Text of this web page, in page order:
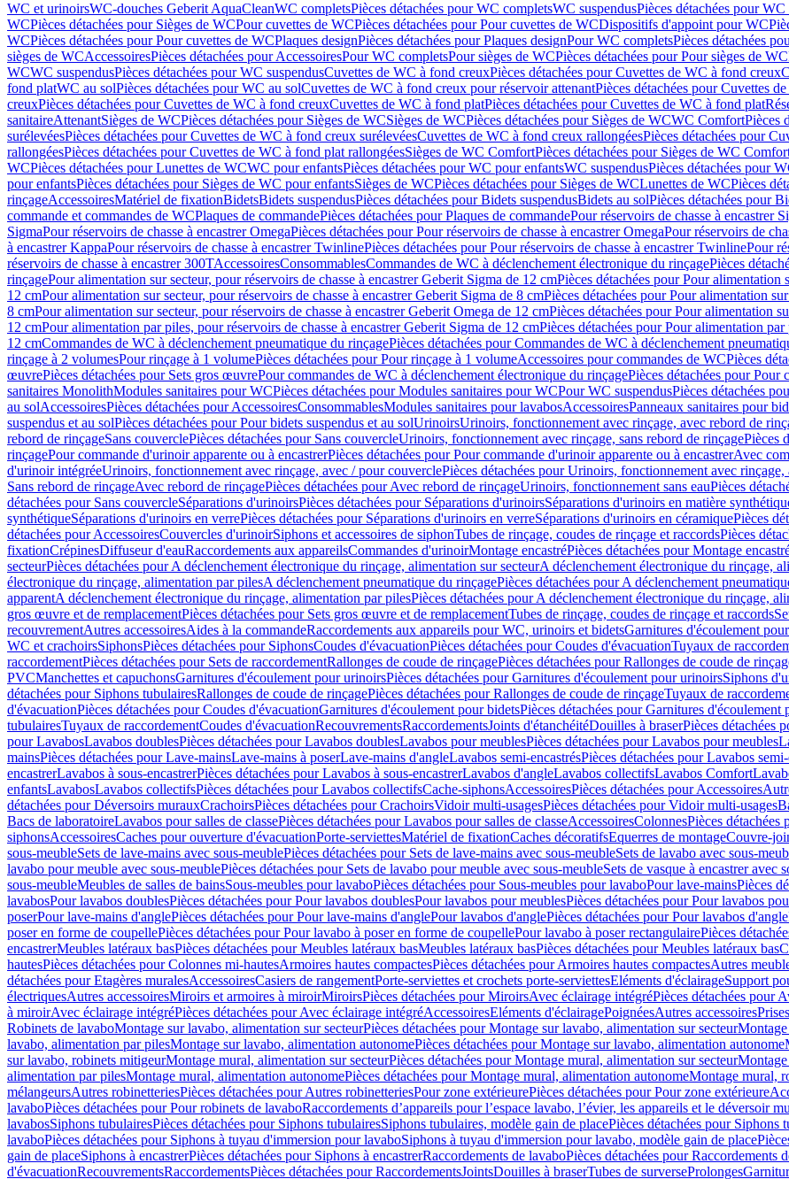
WC et urinoirsWC-douches Geberit AquaCleanWC completsPièces détachées pour WC completsWC suspendusPièces détachées pour WC
WCPièces détachées pour Sièges de WCPour cuvettes de WCPièces détachées pour Pour cuvettes de WCDispositifs d'appoint pour WC
WCPièces détachées pour Pour cuvettes de WCPlaques designPièces détachées pour Plaques designPour WC completsPièces détachées
sièges de WCAccessoiresPièces détachées pour AccessoiresPour WC completsPour sièges de WCPièces détachées pour Pour sièges de WC
WCWC suspendusPièces détachées pour WC suspendusCuvettes de WC à fond creuxPièces détachées pour Cuvettes de WC à fond creux
fond platWC au solPièces détachées pour WC au solCuvettes de WC à fond creux pour réservoir attenantPièces détachées pour Cuvettes
creuxPièces détachées pour Cuvettes de WC à fond creuxCuvettes de WC à fond platPièces détachées pour Cuvettes de WC à fond plat
sanitaireAttenantSièges de WCPièces détachées pour Sièges de WCSièges de WCPièces détachées pour Sièges de WCWC ComfortPièces
surélevéesPièces détachées pour Cuvettes de WC à fond creux surélevéesCuvettes de WC à fond creux rallongéesPièces détachées pour
rallongéesPièces détachées pour Cuvettes de WC à fond plat rallongéesSièges de WC ComfortPièces détachées pour Sièges de WC
WCPièces détachées pour Lunettes de WCWC pour enfantsPièces détachées pour WC pour enfantsWC suspendusPièces détachées pour
pour enfantsPièces détachées pour Sièges de WC pour enfantsSièges de WCPièces détachées pour Sièges de WCLunettes de WCPièces
rinçageAccessoiresMatériel de fixationBidetsBidets suspendusPièces détachées pour Bidets suspendusBidets au solPièces détachées pour
commande et commandes de WCPlaques de commandePièces détachées pour Plaques de commandePour réservoirs de chasse à encastrer
SigmaPour réservoirs de chasse à encastrer OmegaPièces détachées pour Pour réservoirs de chasse à encastrer OmegaPour réservoirs de
à encastrer KappaPour réservoirs de chasse à encastrer TwinlinePièces détachées pour Pour réservoirs de chasse à encastrer TwinlinePour
réservoirs de chasse à encastrer 300TAccessoiresConsommablesCommandes de WC à déclenchement électronique du rinçagePièces
rinçagePour alimentation sur secteur, pour réservoirs de chasse à encastrer Geberit Sigma de 12 cmPièces détachées pour Pour alimentation
12 cmPour alimentation sur secteur, pour réservoirs de chasse à encastrer Geberit Sigma de 8 cmPièces détachées pour Pour alimentation
8 cmPour alimentation sur secteur, pour réservoirs de chasse à encastrer Geberit Omega de 12 cmPièces détachées pour Pour alimentation
12 cmPour alimentation par piles, pour réservoirs de chasse à encastrer Geberit Sigma de 12 cmPièces détachées pour Pour alimentation
12 cmCommandes de WC à déclenchement pneumatique du rinçagePièces détachées pour Commandes de WC à déclenchement
rinçage à 2 volumesPour rinçage à 1 volumePièces détachées pour Pour rinçage à 1 volumeAccessoires pour commandes de WCPièces
œuvrePièces détachées pour Sets gros œuvrePour commandes de WC à déclenchement électronique du rinçagePièces détachées pour Pour
sanitaires MonolithModules sanitaires pour WCPièces détachées pour Modules sanitaires pour WCPour WC suspendusPièces détachées
au solAccessoiresPièces détachées pour AccessoiresConsommablesModules sanitaires pour lavabosAccessoiresPanneaux sanitaires pour
suspendus et au solPièces détachées pour Pour bidets suspendus et au solUrinoirsUrinoirs, fonctionnement avec rinçage, avec rebord de
rebord de rinçageSans couverclePièces détachées pour Sans couvercleUrinoirs, fonctionnement avec rinçage, sans rebord de rinçagePièces
rinçagePour commande d'urinoir apparente ou à encastrerPièces détachées pour Pour commande d'urinoir apparente ou à encastrerAvec
d'urinoir intégréeUrinoirs, fonctionnement avec rinçage, avec / pour couverclePièces détachées pour Urinoirs, fonctionnement avec
Sans rebord de rinçageAvec rebord de rinçagePièces détachées pour Avec rebord de rinçageUrinoirs, fonctionnement sans eauPièces
détachées pour Sans couvercleSéparations d'urinoirsPièces détachées pour Séparations d'urinoirsSéparations d'urinoirs en matière
synthétiqueSéparations d'urinoirs en verrePièces détachées pour Séparations d'urinoirs en verreSéparations d'urinoirs en céramiquePièces
détachées pour AccessoiresCouvercles d'urinoirSiphons et accessoires de siphonTubes de rinçage, coudes de rinçage et raccordsPièces
fixationCrépinesDiffuseur d'eauRaccordements aux appareilsCommandes d'urinoirMontage encastréPièces détachées pour Montage
secteurPièces détachées pour A déclenchement électronique du rinçage, alimentation sur secteurA déclenchement électronique du rinçage,
électronique du rinçage, alimentation par pilesA déclenchement pneumatique du rinçagePièces détachées pour A déclenchement
apparentA déclenchement électronique du rinçage, alimentation par pilesPièces détachées pour A déclenchement électronique du rinçage,
gros œuvre et de remplacementPièces détachées pour Sets gros œuvre et de remplacementTubes de rinçage, coudes de rinçage et raccords
recouvrementAutres accessoiresAides à la commandeRaccordements aux appareils pour WC, urinoirs et bidetsGarnitures d'écoulement
WC et crachoirsSiphonsPièces détachées pour SiphonsCoudes d'évacuationPièces détachées pour Coudes d'évacuationTuyaux de
raccordementPièces détachées pour Sets de raccordementRallonges de coude de rinçagePièces détachées pour Rallonges de coude de
PVCManchettes et capuchonsGarnitures d'écoulement pour urinoirsPièces détachées pour Garnitures d'écoulement pour urinoirsSiphons
détachées pour Siphons tubulairesRallonges de coude de rinçagePièces détachées pour Rallonges de coude de rinçageTuyaux de
d'évacuationPièces détachées pour Coudes d'évacuationGarnitures d'écoulement pour bidetsPièces détachées pour Garnitures d'écoulement
tubulairesTuyaux de raccordementCoudes d'évacuationRecouvrementsRaccordementsJoints d'étanchéitéDouilles à braserPièces détachées
pour LavabosLavabos doublesPièces détachées pour Lavabos doublesLavabos pour meublesPièces détachées pour Lavabos pour meubles
mainsPièces détachées pour Lave-mainsLave-mains à poserLave-mains d'angleLavabos semi-encastrésPièces détachées pour Lavabos
encastrerLavabos à sous-encastrerPièces détachées pour Lavabos à sous-encastrerLavabos d'angleLavabos collectifsLavabos Comfort
enfantsLavabosLavabos collectifsPièces détachées pour Lavabos collectifsCache-siphonsAccessoiresPièces détachées pour Accessoires
détachées pour Déversoirs murauxCrachoirsPièces détachées pour CrachoirsVidoir multi-usagesPièces détachées pour Vidoir multi-usages
Bacs de laboratoireLavabos pour salles de classePièces détachées pour Lavabos pour salles de classeAccessoiresColonnesPièces détachées
siphonsAccessoiresCaches pour ouverture d'évacuationPorte-serviettesMatériel de fixationCaches décoratifsEquerres de montageCouvre-
sous-meubleSets de lave-mains avec sous-meublePièces détachées pour Sets de lave-mains avec sous-meubleSets de lavabo avec sous-
lavabo pour meuble avec sous-meublePièces détachées pour Sets de lavabo pour meuble avec sous-meubleSets de vasque à encastrer avec
sous-meubleMeubles de salles de bainsSous-meubles pour lavaboPièces détachées pour Sous-meubles pour lavaboPour lave-mainsPièces
lavabosPour lavabos doublesPièces détachées pour Pour lavabos doublesPour lavabos pour meublesPièces détachées pour Pour lavabos
poserPour lave-mains d'anglePièces détachées pour Pour lave-mains d'anglePour lavabos d'anglePièces détachées pour Pour lavabos d'angle
poser en forme de coupellePièces détachées pour Pour lavabo à poser en forme de coupellePour lavabo à poser rectangulairePièces
encastrerMeubles latéraux basPièces détachées pour Meubles latéraux basMeubles latéraux basPièces détachées pour Meubles latéraux bas
hautesPièces détachées pour Colonnes mi-hautesArmoires hautes compactesPièces détachées pour Armoires hautes compactesAutres
détachées pour Etagères muralesAccessoiresCasiers de rangementPorte-serviettes et crochets porte-serviettesEléments d'éclairageSupport
électriquesAutres accessoiresMiroirs et armoires à miroirMiroirsPièces détachées pour MiroirsAvec éclairage intégréPièces détachées pour
à miroirAvec éclairage intégréPièces détachées pour Avec éclairage intégréAccessoiresEléments d'éclairagePoignéesAutres accessoires
Robinets de lavaboMontage sur lavabo, alimentation sur secteurPièces détachées pour Montage sur lavabo, alimentation sur secteur
lavabo, alimentation par pilesMontage sur lavabo, alimentation autonomePièces détachées pour Montage sur lavabo, alimentation autonome
sur lavabo, robinets mitigeurMontage mural, alimentation sur secteurPièces détachées pour Montage mural, alimentation sur secteur
alimentation par pilesMontage mural, alimentation autonomePièces détachées pour Montage mural, alimentation autonomeMontage mural,
mélangeursAutres robinetteriesPièces détachées pour Autres robinetteriesPour zone extérieurePièces détachées pour Pour zone extérieure
lavaboPièces détachées pour Pour robinets de lavaboRaccordements d’appareils pour l’espace lavabo, l’évier, les appareils et le déversoir
lavabosSiphons tubulairesPièces détachées pour Siphons tubulairesSiphons tubulaires, modèle gain de placePièces détachées pour Siphons
lavaboPièces détachées pour Siphons à tuyau d'immersion pour lavaboSiphons à tuyau d'immersion pour lavabo, modèle gain de place
gain de placeSiphons à encastrerPièces détachées pour Siphons à encastrerRaccordements de lavaboPièces détachées pour Raccordements
d'évacuationRecouvrementsRaccordementsPièces détachées pour RaccordementsJointsDouilles à braserTubes de surverseProlonges